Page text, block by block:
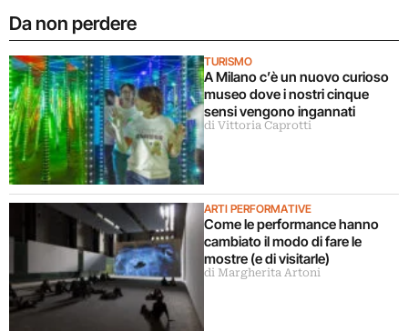
Da non perdere
TURISMO
A Milano c’è un nuovo curioso
museo dove i nostri cinque
sensi vengono ingannati
di Vittoria Caprotti
ARTI PERFORMATIVE
Come le performance hanno
cambiato il modo di fare le
mostre (e di visitarle)
di Margherita Artoni